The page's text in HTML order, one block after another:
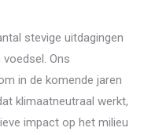
stevige uitdagingen
Ons
in de komende jaren
klimaatneutraal werkt,
impact op het milieu